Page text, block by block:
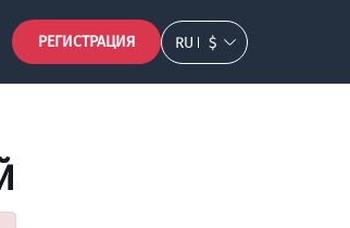
РЕГИСТРАЦИЯ RU $